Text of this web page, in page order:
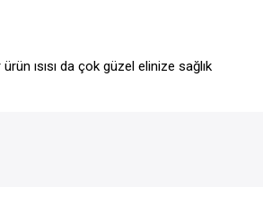
ısısı da çok güzel elinize sağlık